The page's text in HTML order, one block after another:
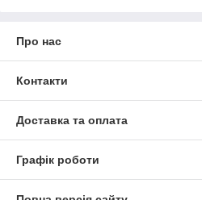
Про нас
Контакти
Доставка та оплата
Графік роботи